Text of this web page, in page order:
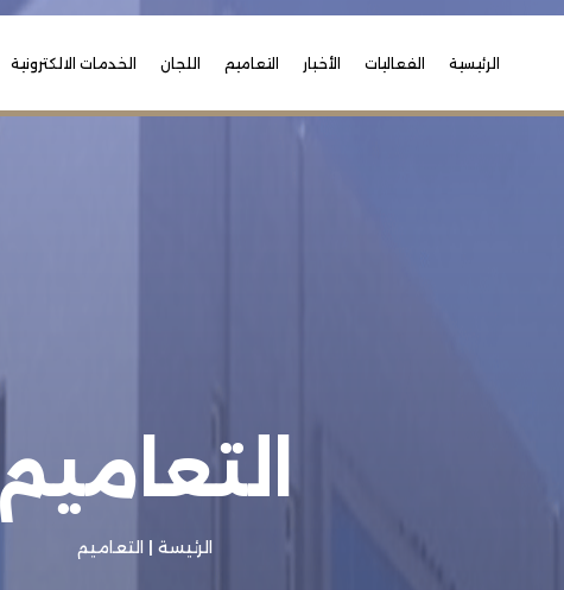
الرئيسية الفعاليات الأخبار التعاميم اللجان الخدمات الالكترونية
التعاميم
الرئيسة | التعاميم